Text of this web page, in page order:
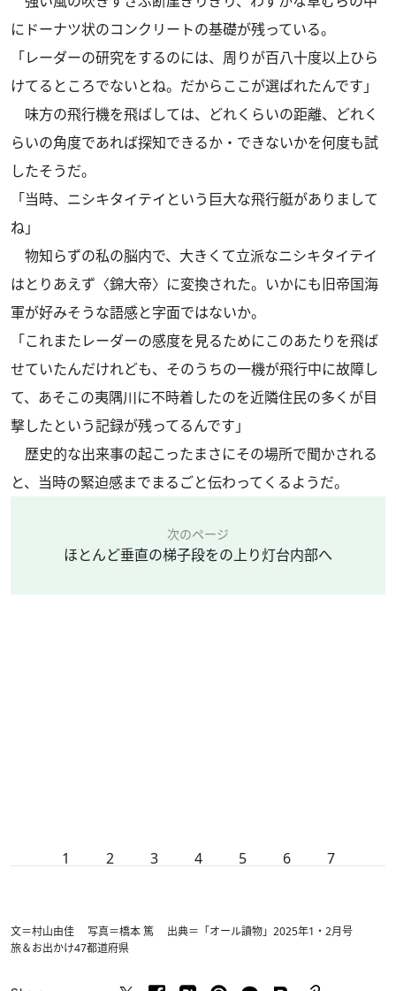
にドーナツ状のコンクリートの基礎が残っている。
「レーダーの研究をするのには、周りが百八十度以上ひら
けてるところでないとね。だからここが選ばれたんです」
味方の飛行機を飛ばしては、どれくらいの距離、どれく
らいの角度であれば探知できるか・できないかを何度も試
したそうだ。
「当時、ニシキタイテイという巨大な飛行艇がありまして
ね」
物知らずの私の脳内で、大きくて立派なニシキタイテイ
はとりあえず〈錦大帝〉に変換された。いかにも旧帝国海
軍が好みそうな語感と字面ではないか。
「これまたレーダーの感度を見るためにこのあたりを飛ば
せていたんだけれども、そのうちの一機が飛行中に故障し
て、あそこの夷隅川に不時着したのを近隣住民の多くが目
撃したという記録が残ってるんです」
歴史的な出来事の起こったまさにその場所で聞かされる
と、当時の緊迫感までまるごと伝わってくるようだ。
次のページ
ほとんど垂直の梯子段をの上り灯台内部へ
1 2 3 4 5 6 7
文＝村山由佳 写真＝橋本 篤 出典＝「オール讀物」2025年1・2月号
旅＆お出かけ47都道府県